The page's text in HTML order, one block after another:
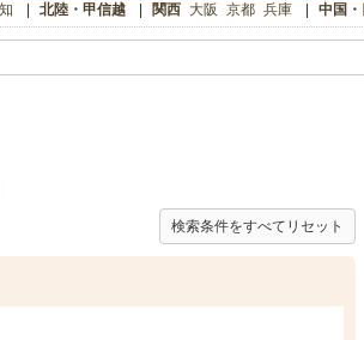
北陸・甲信越 関西 大阪 京都 兵庫 中国・
検索条件をすべてリセット